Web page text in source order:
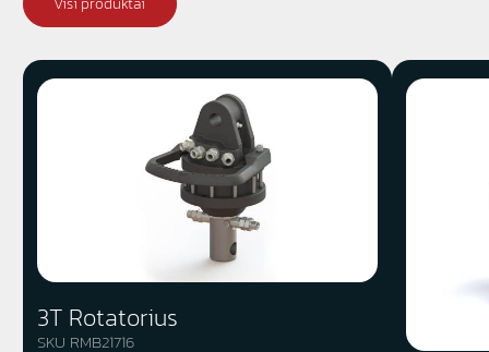
3T Rotatorius
SKU RMB21716